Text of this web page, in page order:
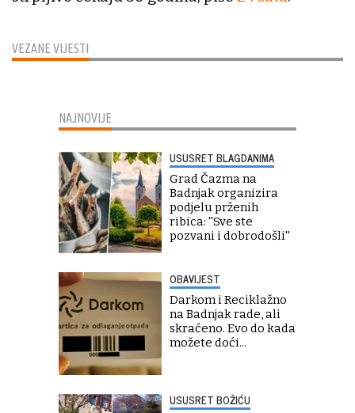
VEZANE VIJESTI
NAJNOVIJE
USUSRET BLAGDANIMA
Grad Čazma na
Badnjak organizira
podjelu prženih
ribica: ''Sve ste
pozvani i dobrodošli''
OBAVIJEST
Darkom i Reciklažno
na Badnjak rade, ali
skraćeno. Evo do kada
možete doći...
USUSRET BOŽIĆU